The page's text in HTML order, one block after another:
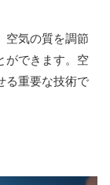
空気の質を調節
ができます。空
る重要な技術で